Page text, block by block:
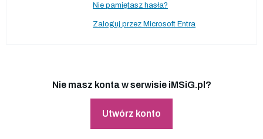
Nie pamiętasz hasła?
Zaloguj przez Microsoft Entra
Nie masz konta w serwisie iMSiG.pl?
Utwórz konto